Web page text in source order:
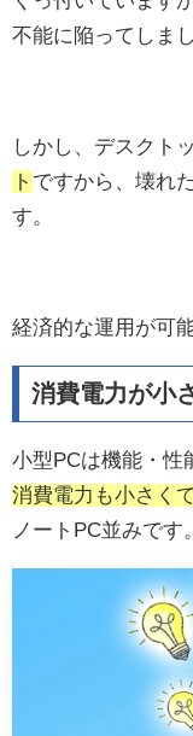
不能に陥ってしまし
しかし、デスクト
ト ですから、壊れ
す。
経済的な運用が可
消費電力が小
小型PCは機能・性
消費電力も小さく
ノートPC並みです。